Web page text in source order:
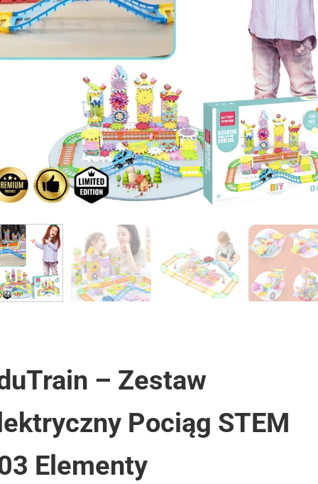
– Zestaw
Pociąg STEM
Elementy